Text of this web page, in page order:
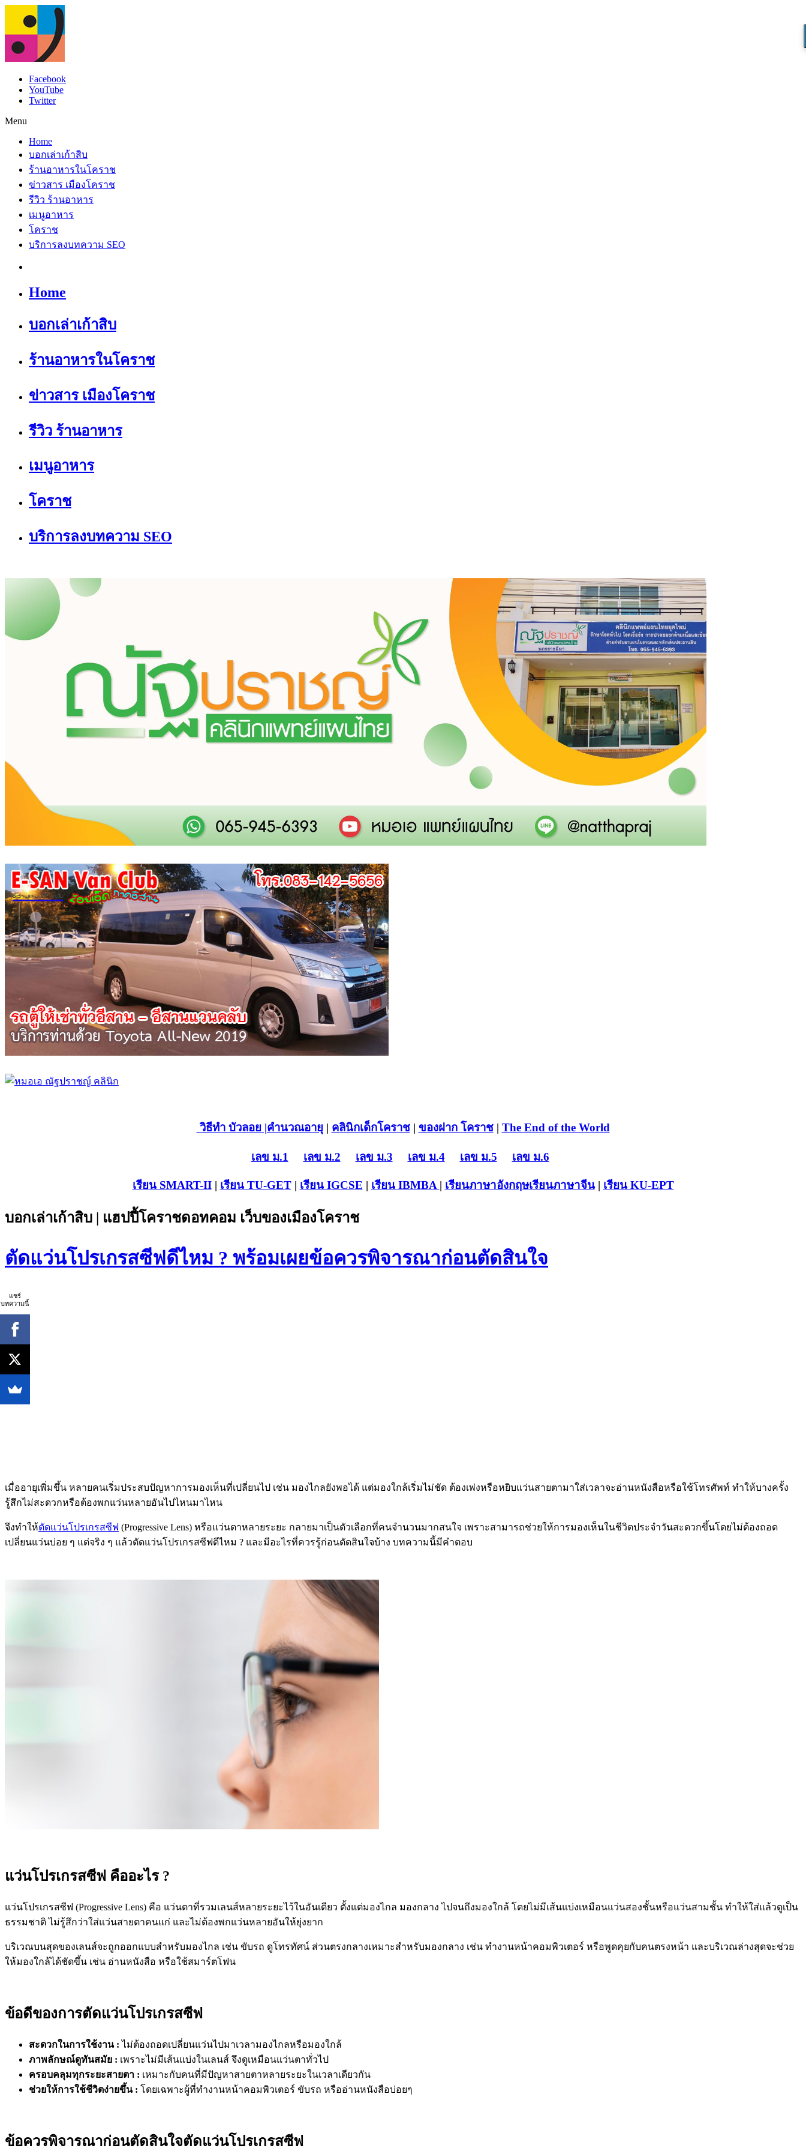
Facebook
YouTube
Twitter
Menu
Home
บอกเล่าเก้าสิบ
ร้านอาหารในโคราช
ข่าวสาร เมืองโคราช
รีวิว ร้านอาหาร
เมนูอาหาร
โคราช
บริการลงบทความ SEO
Home
บอกเล่าเก้าสิบ
ร้านอาหารในโคราช
ข่าวสาร เมืองโคราช
รีวิว ร้านอาหาร
เมนูอาหาร
โคราช
บริการลงบทความ SEO
วิธีทำ บัวลอย |คำนวณอายุ | คลินิกเด็กโคราช| ของฝาก โคราช| The End of the World
เลข ม.1 เลข ม.2 เลข ม.3 เลข ม.4 เลข ม.5 เลข ม.6
เรียน SMART-II| เรียน TU-GET| เรียน IGCSE | เรียน IBMBA | เรียนภาษาอังกฤษเรียนภาษาจีน| เรียน KU-EPT
บอกเล่าเก้าสิบ | แฮปปี้โคราชดอทคอม เว็บของเมืองโคราช
ตัดแว่นโปรเกรสซีฟดีไหม ? พร้อมเผยข้อควรพิจารณาก่อนตัดสินใจ
เมื่ออายุเพิ่มขึ้น หลายคนเริ่มประสบปัญหาการมองเห็นที่เปลี่ยนไป เช่น มองไกลยังพอได้ แต่มองใกล้เริ่มไม่ชัด ต้องเพ่งหรือหยิบแว่นสายตามาใส่เวลาจะอ่านหนังสือหรือใช้โทรศัพท์ ทำให้บางครั้ง
รู้สึกไม่สะดวกหรือต้องพกแว่นหลายอันไปไหนมาไหน
จึงทำให้ตัดแว่นโปรเกรสซีฟ (Progressive Lens) หรือแว่นตาหลายระยะ กลายมาเป็นตัวเลือกที่คนจำนวนมากสนใจ เพราะสามารถช่วยให้การมองเห็นในชีวิตประจำวันสะดวกขึ้นโดยไม่ต้องถอด
เปลี่ยนแว่นบ่อย ๆ แต่จริง ๆ แล้วตัดแว่นโปรเกรสซีฟดีไหม ? และมีอะไรที่ควรรู้ก่อนตัดสินใจบ้าง บทความนี้มีคำตอบ
แว่นโปรเกรสซีฟ คืออะไร ?
แว่นโปรเกรสซีฟ (Progressive Lens) คือ แว่นตาที่รวมเลนส์หลายระยะไว้ในอันเดียว ตั้งแต่มองไกล มองกลาง ไปจนถึงมองใกล้ โดยไม่มีเส้นแบ่งเหมือนแว่นสองชั้นหรือแว่นสามชั้น ทำให้ใส่แล้วดูเป็น
ธรรมชาติ ไม่รู้สึกว่าใส่แว่นสายตาคนแก่ และไม่ต้องพกแว่นหลายอันให้ยุ่งยาก
บริเวณบนสุดของเลนส์จะถูกออกแบบสำหรับมองไกล เช่น ขับรถ ดูโทรทัศน์ ส่วนตรงกลางเหมาะสำหรับมองกลาง เช่น ทำงานหน้าคอมพิวเตอร์ หรือพูดคุยกับคนตรงหน้า และบริเวณล่างสุดจะช่วย
ให้มองใกล้ได้ชัดขึ้น เช่น อ่านหนังสือ หรือใช้สมาร์ตโฟน
ข้อดีของการตัดแว่นโปรเกรสซีฟ
สะดวกในการใช้งาน : ไม่ต้องถอดเปลี่ยนแว่นไปมาเวลามองไกลหรือมองใกล้
ภาพลักษณ์ดูทันสมัย : เพราะไม่มีเส้นแบ่งในเลนส์ จึงดูเหมือนแว่นตาทั่วไป
ครอบคลุมทุกระยะสายตา : เหมาะกับคนที่มีปัญหาสายตาหลายระยะในเวลาเดียวกัน
ช่วยให้การใช้ชีวิตง่ายขึ้น : โดยเฉพาะผู้ที่ทำงานหน้าคอมพิวเตอร์ ขับรถ หรืออ่านหนังสือบ่อยๆ
ข้อควรพิจารณาก่อนตัดสินใจตัดแว่นโปรเกรสซีฟ
แชร์
บทความนี้